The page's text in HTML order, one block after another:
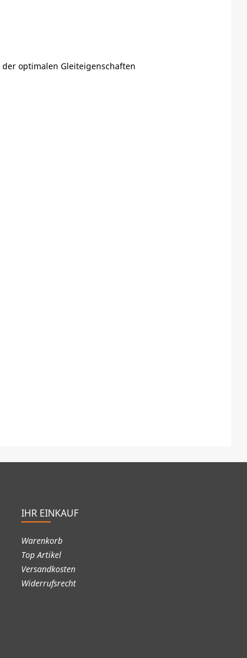
optimalen Gleiteigenschaften
IHR EINKAUF
Warenkorb
Top Artikel
Versandkosten
Widerrufsrecht